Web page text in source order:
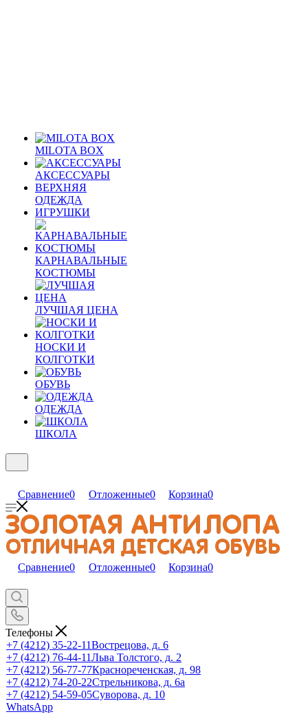
MILOTA BOX
АКСЕССУАРЫ
ВЕРХНЯЯ
ОДЕЖДА
ИГРУШКИ
КАРНАВАЛЬНЫЕ
КОСТЮМЫ
ЛУЧШАЯ ЦЕНА
НОСКИ И
КОЛГОТКИ
ОБУВЬ
ОДЕЖДА
ШКОЛА
Сравнение0 Отложенные0 Корзина0
Сравнение0 Отложенные0 Корзина0
Телефоны
+7 (4212) 35-22-11Вострецова, д. 6
+7 (4212) 76-44-11Льва Толстого, д. 2
+7 (4212) 56-77-77Краснореченская, д. 98
+7 (4212) 74-20-22Стрельникова, д. 6а
+7 (4212) 54-59-05Суворова, д. 10
WhatsApp